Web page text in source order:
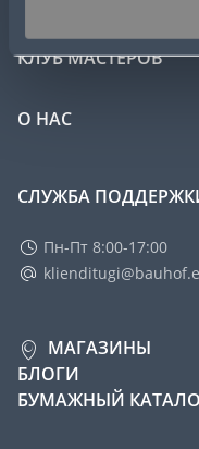
КЛУБ МАСТЕРОВ
О НАС
СЛУЖБА
Пн-Пт 8:00-17:00
МАГАЗИНЫ
БЛОГИ
БУМАЖНЫЙ